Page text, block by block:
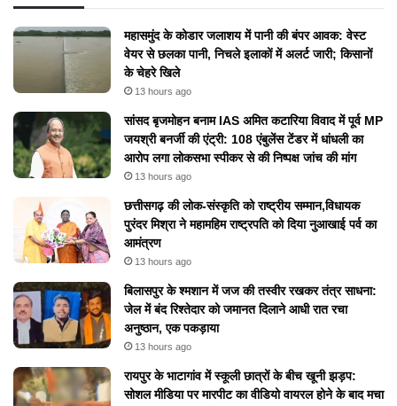
महासमुंद के कोडार जलाशय में पानी की बंपर आवक: वेस्ट
वेयर से छलका पानी, निचले इलाकों में अलर्ट जारी; किसानों
के चेहरे खिले
13 hours ago
सांसद बृजमोहन बनाम IAS अमित कटारिया विवाद में पूर्व MP
जयश्री बनर्जी की एंट्री: 108 एंबुलेंस टेंडर में धांधली का
आरोप लगा लोकसभा स्पीकर से की निष्पक्ष जांच की मांग
13 hours ago
छत्तीसगढ़ की लोक-संस्कृति को राष्ट्रीय सम्मान,विधायक
पुरंदर मिश्रा ने महामहिम राष्ट्रपति को दिया नुआखाई पर्व का
आमंत्रण
13 hours ago
बिलासपुर के श्मशान में जज की तस्वीर रखकर तंत्र साधना:
जेल में बंद रिश्तेदार को जमानत दिलाने आधी रात रचा
अनुष्ठान, एक पकड़ाया
13 hours ago
रायपुर के भाटागांव में स्कूली छात्रों के बीच खूनी झड़प:
सोशल मीडिया पर मारपीट का वीडियो वायरल होने के बाद मचा